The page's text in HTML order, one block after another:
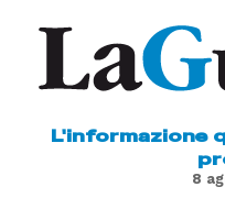
L'informazione
8